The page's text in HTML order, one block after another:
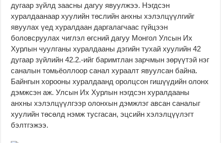
дугаар зүйлд заасны дагуу явуулжээ. Нэгдсэн
хуралдаанаар хуулийн төслийн анхны хэлэлцүүлгийг
явуулах үед хуралдаан даргалагчаас гүйцээн
боловсруулах чиглэл өгсний дагуу Монгол Улсын Их
Хурлын чуулганы хуралдааны дэгийн тухай хуулийн 42
дугаар зүйлийн 42.2.-ийг баримтлан зарчмын зөрүүтэй нэг
саналын томьёоллоор санал хураалт явуулсан байна.
Байнгын хорооны хуралдаанд оролцсон гишүүдийн олонх
дэмжсэн аж. Улсын Их Хурлын нэгдсэн хуралдааны
анхны хэлэлцүүлгээр олонхын дэмжлэг авсан саналыг
хуулийн төсөлд нэмж тусгасан, эцсийн хэлэлцүүлэгт
бэлтгэжээ.